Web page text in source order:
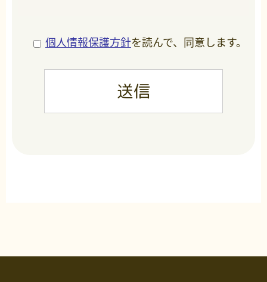
個人情報保護方針を読んで、同意します。